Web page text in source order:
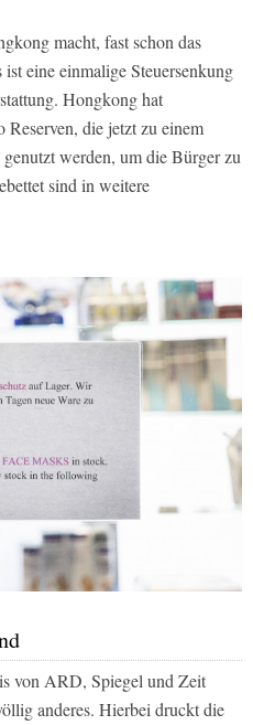
macht, fast schon das
eine einmalige Steuersenkung
Hongkong hat
die jetzt zu einem
werden, um die Bürger zu
sind in weitere
von ARD, SpiegelundZeit
anderes. Hierbei druckt die